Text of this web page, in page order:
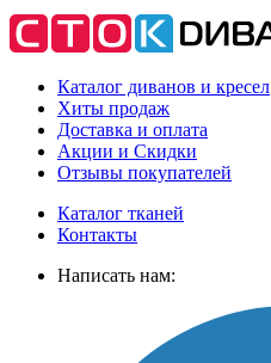
Каталог диванов и кресел
Хиты продаж
Доставка и оплата
Акции и Скидки
Отзывы покупателей
Каталог тканей
Контакты
Написать нам: